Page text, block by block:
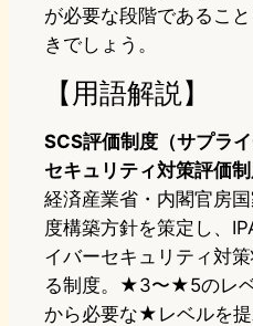
が必要な段階であるこ
きでしょう。
【用語解説】
SCS評価制度（サプラ
セキュリティ対策評価制
経済産業省・内閣官房
度構築方針を策定し、
イバーセキュリティ対
る制度。★3〜★5のレ
から必要な★レベルを